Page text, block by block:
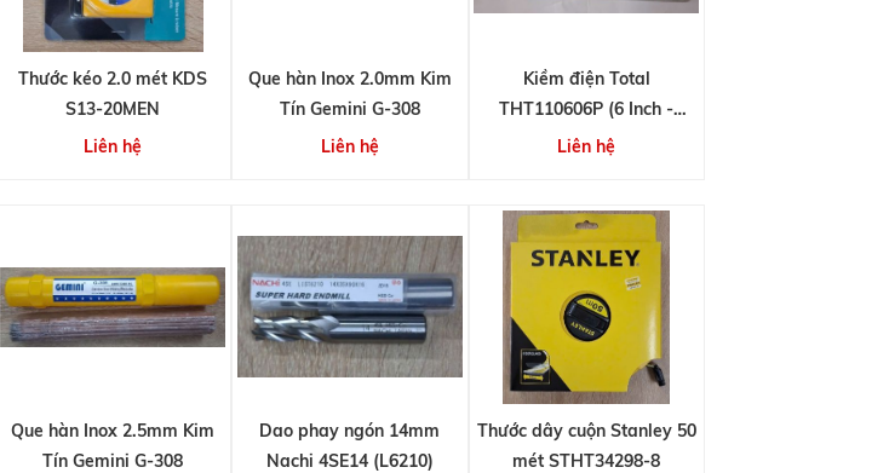
Thước kéo 2.0 mét KDS
S13-20MEN
Liên hệ
Que hàn Inox 2.0mm Kim
Tín Gemini G-308
Liên hệ
Kiềm điện Total
THT110606P (6 Inch -
160mm)
Liên hệ
Que hàn Inox 2.5mm Kim
Tín Gemini G-308
Dao phay ngón 14mm
Nachi 4SE14 (L6210)
Thước dây cuộn Stanley 50
mét STHT34298-8